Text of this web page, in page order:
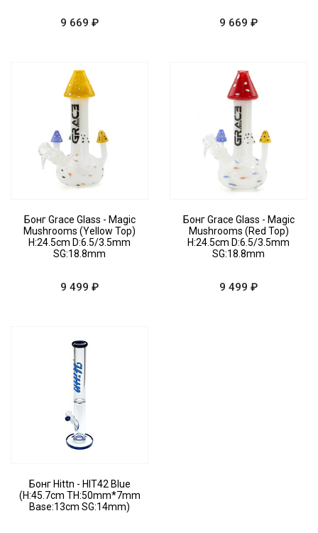
9 669 ₽ 9 669 ₽
Бонг Grace Glass - Magic
Mushrooms (Yellow Top)
H:24.5cm D:6.5/3.5mm
SG:18.8mm
9 499 ₽
Бонг Grace Glass - Magic
Mushrooms (Red Top)
H:24.5cm D:6.5/3.5mm
SG:18.8mm
9 499 ₽
Бонг Hittn - HIT42 Blue
(H:45.7cm TH:50mm*7mm
Base:13cm SG:14mm)